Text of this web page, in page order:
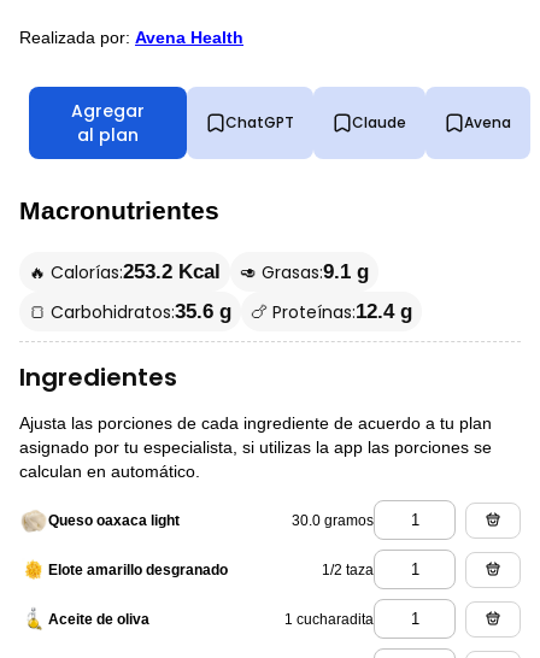
Realizada por: Avena Health
Agregar
al plan
ChatGPT Claude Avena
Macronutrientes
🔥 Calorías:253.2 Kcal 🥑 Grasas:9.1 g
🍞 Carbohidratos:35.6 g 🍗 Proteínas:12.4 g
Ingredientes
Ajusta las porciones de cada ingrediente de acuerdo a tu plan
asignado por tu especialista, si utilizas la app las porciones se
calculan en automático.
Queso oaxaca light 30.0 gramos
Elote amarillo desgranado 1/2 taza
Aceite de oliva 1 cucharadita